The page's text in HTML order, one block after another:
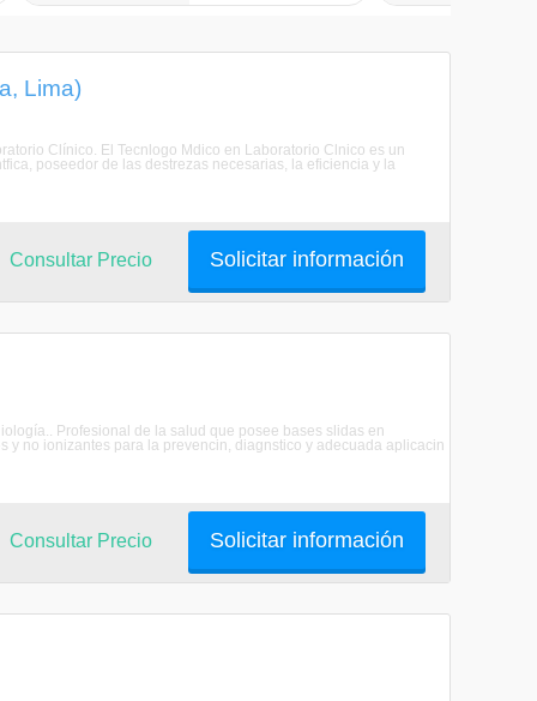
Lima)
Clínico. El Tecnlogo Mdico en Laboratorio Clnico es un
poseedor de las destrezas necesarias, la eficiencia y la
Solicitar información
Consultar Precio
Profesional de la salud que posee bases slidas en
no ionizantes para la prevencin, diagnstico y adecuada aplicacin
Solicitar información
Consultar Precio